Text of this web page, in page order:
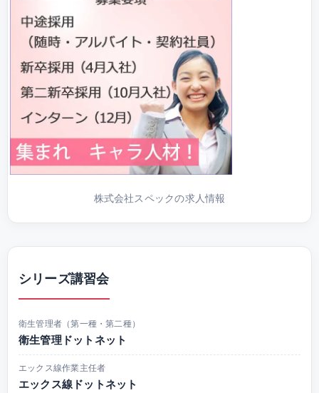
株式会社スペックの求人情報
シリーズ講習会
衛生管理者（第一種・第二種）
衛生管理ドットネット
エックス線作業主任者
エックス線ドットネット